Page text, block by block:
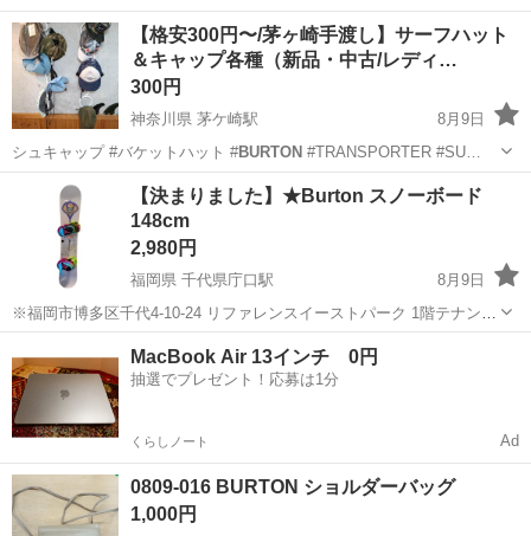
【格安300円〜/茅ヶ崎手渡し】サーフハット
＆キャップ各種（新品・中古/レディ…
300円
神奈川県 茅ケ崎駅
8月9日
シュキャップ #バケットハット #BURTON #TRANSPORTER #SU…
神奈川 茅ヶ崎市 茅ケ崎駅 マリンスポーツ サーフハット
【決まりました】★Burton スノーボード
148cm
2,980円
福岡県 千代県庁口駅
8月9日
※福岡市博多区千代4-10-24 リファレンスイーストパーク 1階テナント
での受け渡しになります。 配達ご希望の方は要相談できます！ 【メ
ーカー名/商品名/型番】 ★Burton
スノーボード
MacBook Air 13インチ 0円
抽選でプレゼント！応募は1分
くらしノート Ad
0809-016 BURTON ショルダーバッグ
1,000円